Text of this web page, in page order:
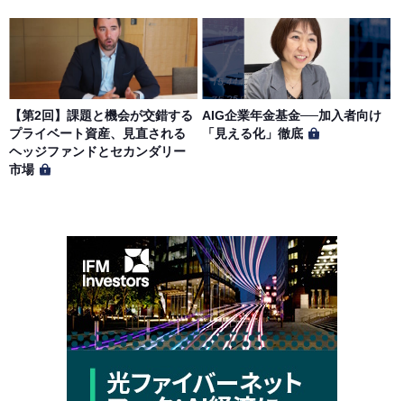
【第2回】課題と機会が交錯する
プライベート資産、見直される
ヘッジファンドとセカンダリー
市場
AIG企業年金基金──加入者向け
「見える化」徹底